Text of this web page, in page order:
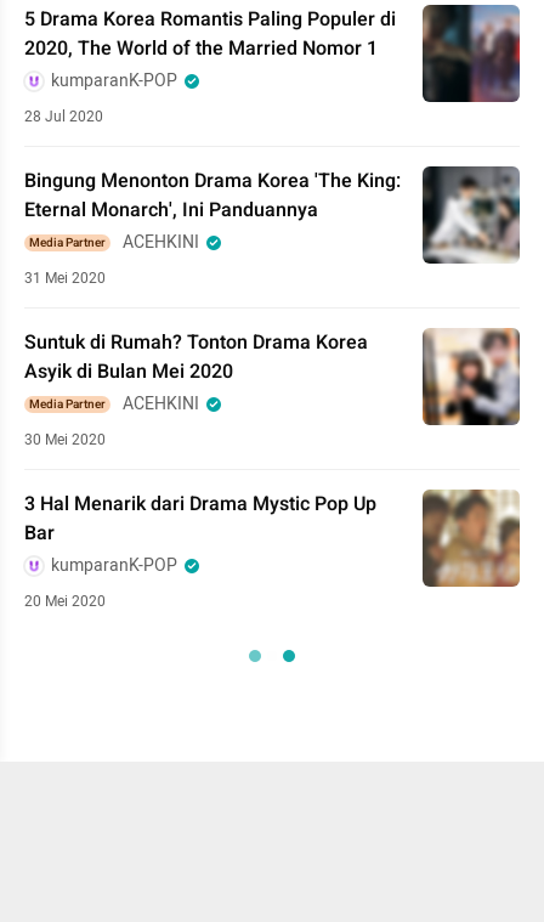
5 Drama Korea Romantis Paling Populer di
2020, The World of the Married Nomor 1
kumparanK-POP
28 Jul 2020
Bingung Menonton Drama Korea 'The King:
Eternal Monarch', Ini Panduannya
Media Partner ACEHKINI
31 Mei 2020
Suntuk di Rumah? Tonton Drama Korea
Asyik di Bulan Mei 2020
Media Partner ACEHKINI
30 Mei 2020
3 Hal Menarik dari Drama Mystic Pop Up
Bar
kumparanK-POP
20 Mei 2020